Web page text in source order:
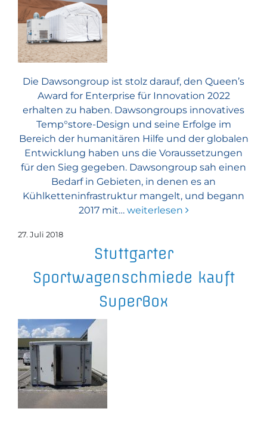
Die Dawsongroup ist stolz darauf, den Queen’s
Award for Enterprise für Innovation 2022
erhalten zu haben. Dawsongroups innovatives
Temp°store-Design und seine Erfolge im
Bereich der humanitären Hilfe und der globalen
Entwicklung haben uns die Voraussetzungen
für den Sieg gegeben. Dawsongroup sah einen
Bedarf in Gebieten, in denen es an
Kühlketteninfrastruktur mangelt, und begann
2017 mit…weiterlesen
27. Juli 2018
Stuttgarter
Sportwagenschmiede kauft
SuperBox